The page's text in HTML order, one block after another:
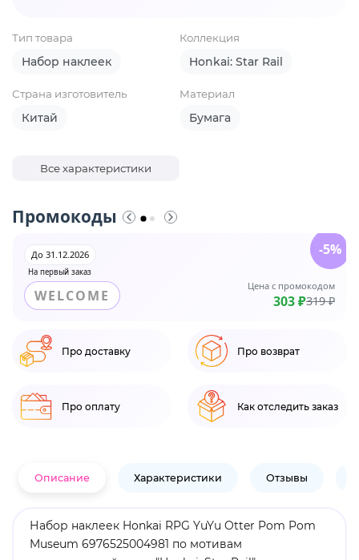
Тип товара
Набор наклеек
Коллекция
Honkai: Star Rail
Страна изготовитель
Китай
Материал
Бумага
Все характеристики
Промокоды
На первый заказ
До 31.12.2026
WELCOME
Цена с промокодом
303 ₽319 ₽
-5%
Про доставку Про возврат
Про оплату Как отследить заказ
Описание Характеристики Отзывы
Набор наклеек Honkai RPG YuYu Otter Pom Pom
Museum 6976525004981 по мотивам